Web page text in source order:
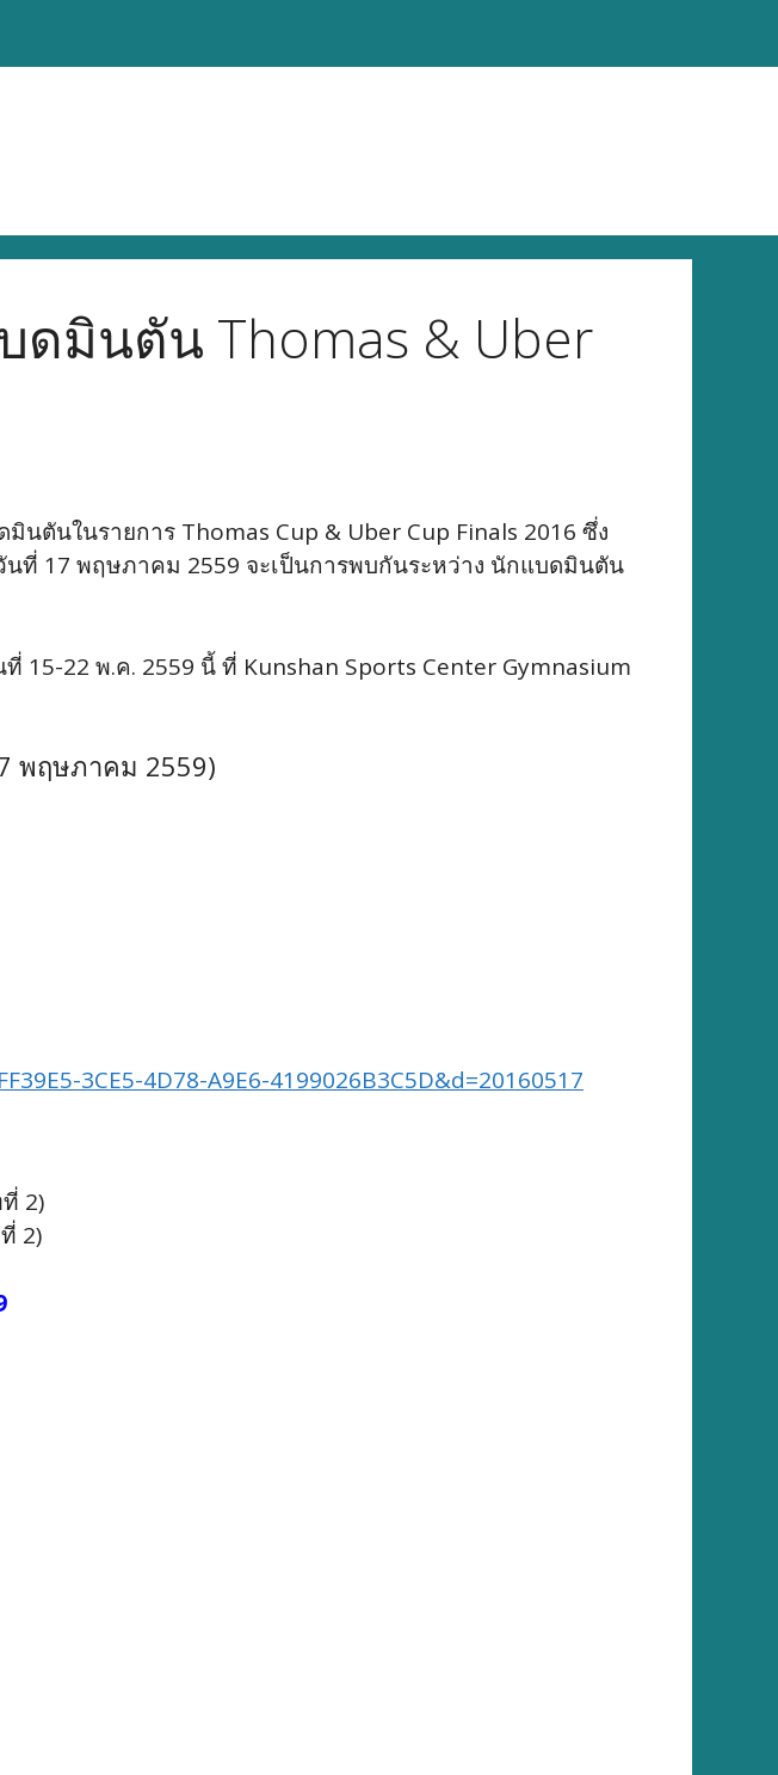
มินตัน Thomas & Uber
ตันในรายการ Thomas Cup & Uber Cup Finals 2016 ซึ่ง
ที่ 17 พฤษภาคม 2559 จะเป็นการพบกันระหว่าง นักแบดมินตัน
15-22 พ.ค. 2559 นี้ ที่ Kunshan Sports Center Gymnasium
พฤษภาคม 2559)
3CE5-4D78-A9E6-4199026B3C5D&d=20160517
2)
2)